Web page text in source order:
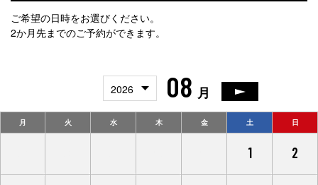
ご希望の日時をお選びください。
2か月先までのご予約ができます。
2026 08 月
月 火 水 木 金 土 日
1 2